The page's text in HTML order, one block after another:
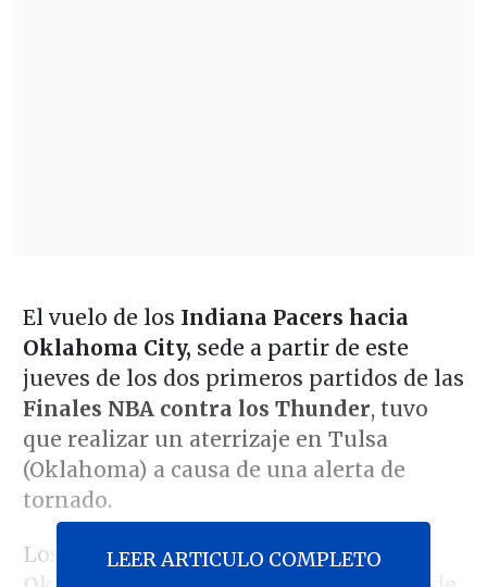
El vuelo de los Indiana Pacers hacia
Oklahoma City, sede a partir de este
jueves de los dos primeros partidos de las
Finales NBA contra los Thunder, tuvo
que realizar un aterrizaje en Tulsa
(Oklahoma) a causa de una alerta de
tornado.
Los Pacers llegaron finalmente a
LEER ARTICULO COMPLETO